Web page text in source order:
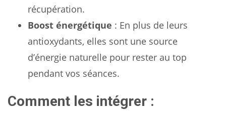
récupération.
Boost énergétique : En plus de leurs
antioxydants, elles sont une source
d’énergie naturelle pour rester au top
pendant vos séances.
Comment les intégrer :